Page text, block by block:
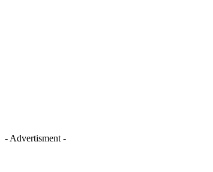
- Advertisment -